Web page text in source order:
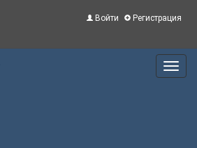
Войти Регистрация
Main
Menu